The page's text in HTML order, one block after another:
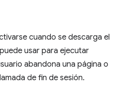
cuando se descarga el
usar para ejecutar
abandona una página o
de fin de sesión.